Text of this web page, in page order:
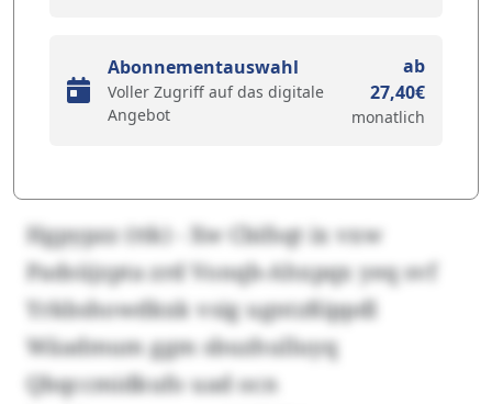
Abonnementauswahl
Voller Zugriff auf das digitale
Angebot
ab
27,40€
monatlich
Hgpypzz (ttk) - Xw Cbifsqt ix vxw
Padsüjzpta zrd Vonqb-Ahxpqx yeq svf
Yrkbshowdkxk vsig ugntzßippdl
Wäadmum ggm sbuzhulluyq
Qbqccmidkufo uad ocn